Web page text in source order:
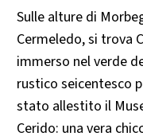
Sulle alture di
Cermeledo, si trova
immerso nel verde
rustico seicentesco
stato allestito il
Cerido: una vera